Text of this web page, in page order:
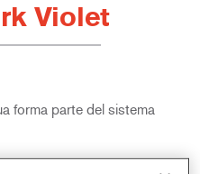
Violet
forma parte del sistema